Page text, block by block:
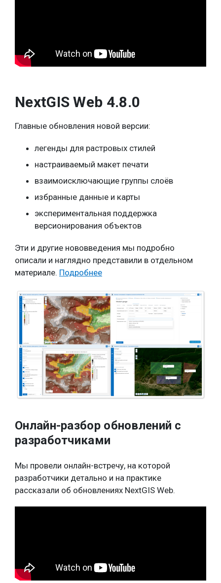
NextGIS Web 4.8.0
Главные обновления новой версии:
легенды для растровых стилей
настраиваемый макет печати
взаимоисключающие группы слоёв
избранные данные и карты
экспериментальная поддержка
версионирования объектов
Эти и другие нововведения мы подробно
описали и наглядно представили в отдельном
материале. Подробнее
Онлайн-разбор обновлений с
разработчиками
Мы провели онлайн-встречу, на которой
разработчики детально и на практике
рассказали об обновлениях NextGIS Web.